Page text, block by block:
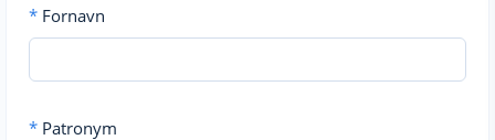
* Fornavn
* Patronym